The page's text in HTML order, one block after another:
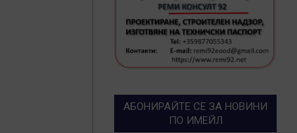
АБОНИРАЙТЕ СЕ ЗА НОВИНИ
ПО ИМЕЙЛ